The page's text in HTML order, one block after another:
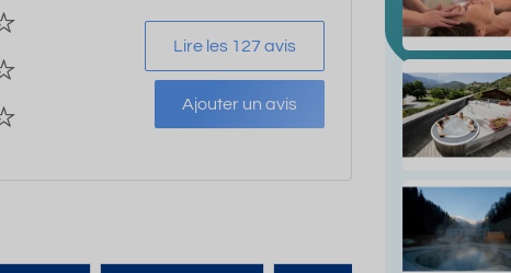
Lire les 127 avis
Ajouter un avis